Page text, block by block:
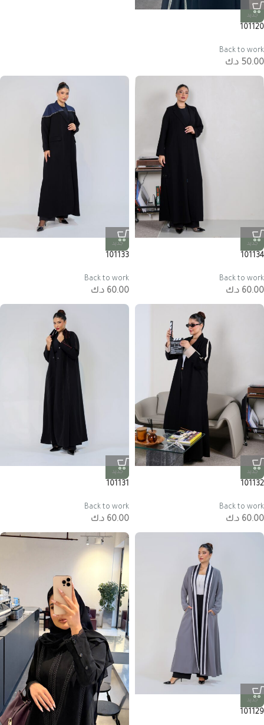
جديد
101120
Back to work
50.00 د.ك
جديد
101134
Back to work
60.00 د.ك
جديد
101133
Back to work
60.00 د.ك
جديد
101132
Back to work
60.00 د.ك
جديد
101131
Back to work
60.00 د.ك
جديد
101129